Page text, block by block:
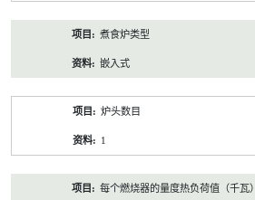
煮食炉类型
嵌入式
炉头数目
1
每个燃烧器的量度热负荷值（千瓦）